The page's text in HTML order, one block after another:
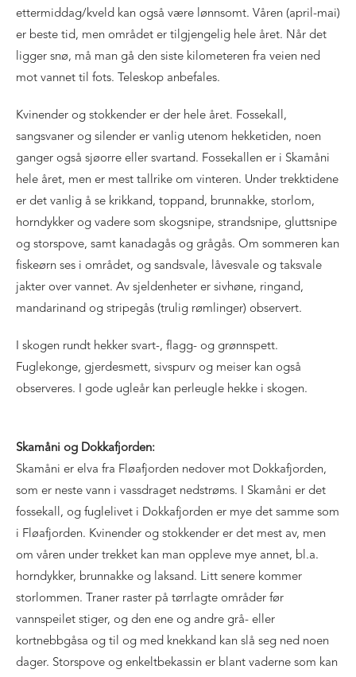
ettermiddag/kveld kan også være lønnsomt. Våren (april-mai)
er beste tid, men området er tilgjengelig hele året. Når det
ligger snø, må man gå den siste kilometeren fra veien ned
mot vannet til fots. Teleskop anbefales.
Kvinender og stokkender er der hele året. Fossekall,
sangsvaner og silender er vanlig utenom hekketiden, noen
ganger også sjøorre eller svartand. Fossekallen er i Skamåni
hele året, men er mest tallrike om vinteren. Under trekktidene
er det vanlig å se krikkand, toppand, brunnakke, storlom,
horndykker og vadere som skogsnipe, strandsnipe, gluttsnipe
og storspove, samt kanadagås og grågås. Om sommeren kan
fiskeørn ses i området, og sandsvale, låvesvale og taksvale
jakter over vannet. Av sjeldenheter er sivhøne, ringand,
mandarinand og stripegås (trulig rømlinger) observert.
I skogen rundt hekker svart-, flagg- og grønnspett.
Fuglekonge, gjerdesmett, sivspurv og meiser kan også
observeres. I gode ugleår kan perleugle hekke i skogen.
Skamåni og Dokkafjorden:
Skamåni er elva fra Fløafjorden nedover mot Dokkafjorden,
som er neste vann i vassdraget nedstrøms. I Skamåni er det
fossekall, og fuglelivet i Dokkafjorden er mye det samme som
i Fløafjorden. Kvinender og stokkender er det mest av, men
om våren under trekket kan man oppleve mye annet, bl.a.
horndykker, brunnakke og laksand. Litt senere kommer
storlommen. Traner raster på tørrlagte områder før
vannspeilet stiger, og den ene og andre grå- eller
kortnebbgåsa og til og med knekkand kan slå seg ned noen
dager. Storspove og enkeltbekassin er blant vaderne som kan